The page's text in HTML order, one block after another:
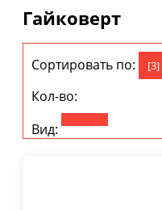
Гайковерт
Сортировать по:
Кол-во:
Вид: